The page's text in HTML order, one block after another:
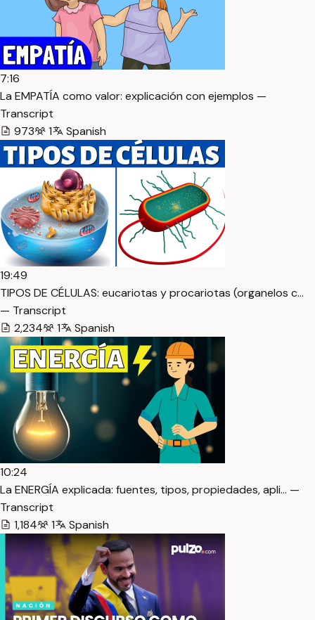
7:16
La EMPATÍA como valor: explicación con ejemplos —
Transcript
973
1 Spanish
19:49
TIPOS DE CÉLULAS: eucariotas y procariotas (organelos c…
— Transcript
2,234
1 Spanish
10:24
La ENERGÍA explicada: fuentes, tipos, propiedades, apli… —
Transcript
1,184
1 Spanish